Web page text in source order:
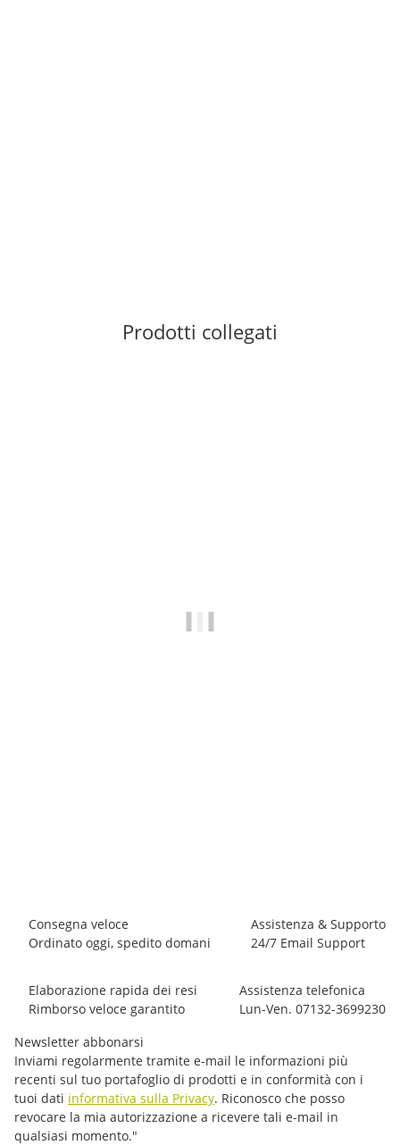
Prodotti collegati
Consegna veloce
Ordinato oggi, spedito domani
Assistenza & Supporto
24/7 Email Support
Elaborazione rapida dei resi
Rimborso veloce garantito
Assistenza telefonica
Lun-Ven. 07132-3699230
Newsletter abbonarsi
Inviami regolarmente tramite e-mail le informazioni più
recenti sul tuo portafoglio di prodotti e in conformità con i
tuoi dati informativa sulla Privacy. Riconosco che posso
revocare la mia autorizzazione a ricevere tali e-mail in
qualsiasi momento."